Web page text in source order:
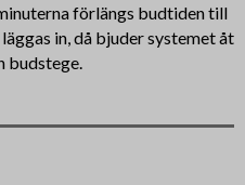
förlängs budtiden till
in, då bjuder systemet åt
budstege.